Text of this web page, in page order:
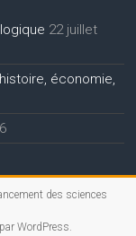
22 juillet
économie,
des sciences
WordPress